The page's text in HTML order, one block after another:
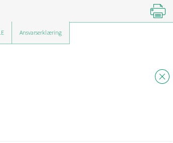
Ansvarserklæring